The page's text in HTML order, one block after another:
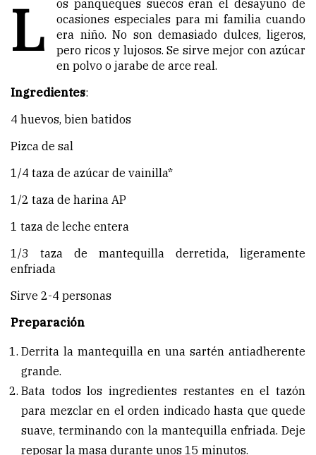
L
os panqueques suecos eran el desayuno de
ocasiones especiales para mi familia cuando
era niño. No son demasiado dulces, ligeros,
pero ricos y lujosos. Se sirve mejor con azúcar
en polvo o jarabe de arce real.
Ingredientes:
4 huevos, bien batidos
Pizca de sal
1/4 taza de azúcar de vainilla*
1/2 taza de harina AP
1 taza de leche entera
1/3 taza de mantequilla derretida, ligeramente
enfriada
Sirve 2-4 personas
Preparación
Derrita la mantequilla en una sartén antiadherente
grande.
Bata todos los ingredientes restantes en el tazón
para mezclar en el orden indicado hasta que quede
suave, terminando con la mantequilla enfriada. Deje
reposar la masa durante unos 15 minutos.